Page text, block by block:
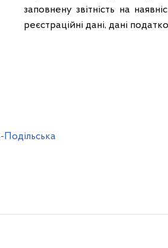
заповнену звітність на
реєстраційні дані, дані
Подільська